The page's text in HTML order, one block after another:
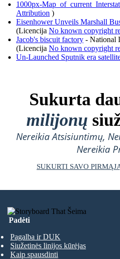
1000px-
Attribution )
Eisenhower Unveils Marshall
(Licencija No known copyright
Jacob's biscuit factory - National
(Licencija No known copyright
Un-Launched Sputnik era
Sukurta
milijonų
Nereikia Atsisiuntimų,
Nereikia
SUKURTI SAVO
Padėti
Pagalba ir DUK
Siužetinės linijos kūrėjas
Kaip spausdinti